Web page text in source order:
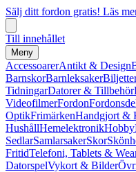
Sälj ditt fordon gratis! Läs
Till innehållet
Meny
AccessoarerAntikt & Design
BarnskorBarnleksaker
TidningarDatorer & Tillbehör
VideofilmerFordon
OptikFrimärkenHandgjort &
HushållHemelektronikHobby
SedlarSamlarsakerSkor
FritidTelefoni, Tablets &
DatorspelVykort & Bilder